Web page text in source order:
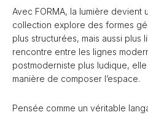
Avec FORMA, la lumière devient
collection explore des formes
plus structurées, mais aussi plus
rencontre entre les lignes
postmoderniste plus ludique,
manière de composer l’espace.
Pensée comme un véritable